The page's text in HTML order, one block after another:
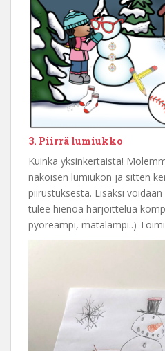
3. Piirrä lumiukko
Kuinka yksinkertaista!
näköisen lumiukon ja sitten
piirustuksesta. Lisäksi
tulee hienoa harjoittelua
pyöreämpi, matalampi..)